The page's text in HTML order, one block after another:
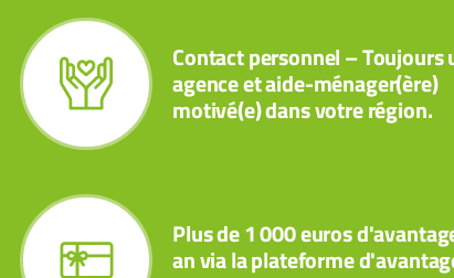
Contact personnel – Toujours
agence et aide-ménager(ère)
motivé(e) dans votre région.
Plus de 1 000 euros
an via la plateforme